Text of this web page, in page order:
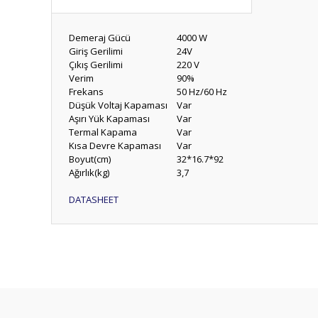
Demeraj Gücü
4000 W
Giriş Gerilimi
24V
Çıkış Gerilimi
220 V
Verim
90%
Frekans
50 Hz/60 Hz
Düşük Voltaj Kapaması
Var
Aşırı Yük Kapaması
Var
Termal Kapama
Var
Kısa Devre Kapaması
Var
Boyut(cm)
32*16.7*92
Ağırlık(kg)
3,7
DATASHEET